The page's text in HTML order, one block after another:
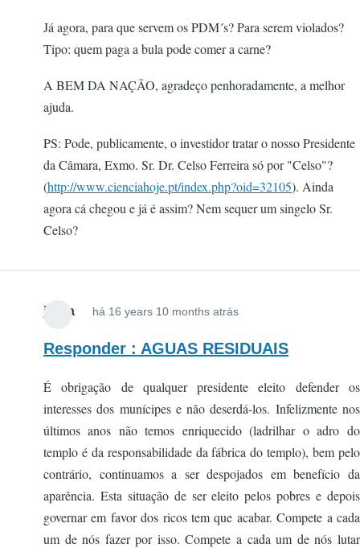
Já agora, para que servem os PDM´s? Para serem violados?
Tipo: quem paga a bula pode comer a carne?
A BEM DA NAÇÃO, agradeço penhoradamente, a melhor
ajuda.
PS: Pode, publicamente, o investidor tratar o nosso Presidente
da Câmara, Exmo. Sr. Dr. Celso Ferreira só por "Celso"?
(http://www.cienciahoje.pt/index.php?oid=32105). Ainda
agora cá chegou e já é assim? Nem sequer um singelo Sr.
Celso?
jsilva há 16 years 10 months atrás
Responder : AGUAS RESIDUAIS
É obrigação de qualquer presidente eleito defender os
interesses dos munícipes e não deserdá-los. Infelizmente nos
últimos anos não temos enriquecido (ladrilhar o adro do
templo é da responsabilidade da fábrica do templo), bem pelo
contrário, continuamos a ser despojados em benefício da
aparência. Esta situação de ser eleito pelos pobres e depois
governar em favor dos ricos tem que acabar. Compete a cada
um de nós fazer por isso. Compete a cada um de nós lutar